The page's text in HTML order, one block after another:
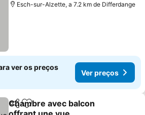
Esch-sur-Alzette, a 7.2 km de Differdange
ver os preços
Ver preços
PartilharAdicionar aos favoritos
Chambre avec balcon